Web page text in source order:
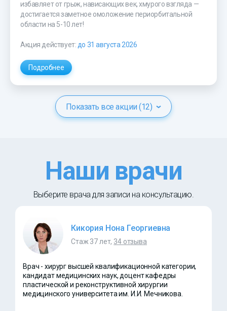
избавляет от грыж, нависающих век, хмурого взгляда —
достигается заметное омоложение периорбитальной
области на 5-10 лет!
Акция действует:до 31 августа 2026
Подробнее
Показать все акции (12)
Наши врачи
Выберите врача для записи на консультацию.
Кикория Нона Георгиевна
Стаж 37 лет, 34 отзыва
Врач - хирург высшей квалификационной категории,
кандидат медицинских наук, доцент кафедры
пластической и реконструктивной хирургии
медицинского университета им. И.И. Мечникова.